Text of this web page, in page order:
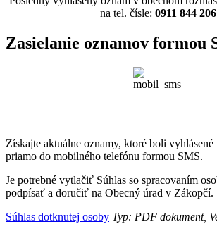
na tel. čísle: 0911 844 206
Zasielanie oznamov formou
Získajte aktuálne oznamy, ktoré boli vyhlásené
priamo do mobilného telefónu formou SMS.
Je potrebné vytlačiť Súhlas so spracovaním
podpísať a doručiť na Obecný úrad v Zákopčí.
Súhlas dotknutej osoby Typ: PDF dokument,